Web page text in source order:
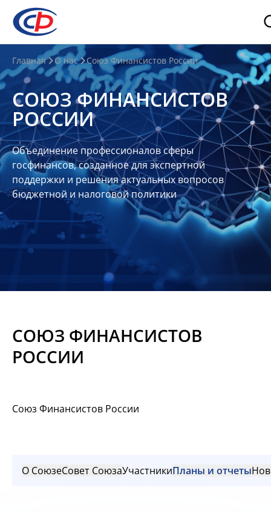
О
нас
О
СФР
Совет
Союза
Участники
Планы
отчеты
Контакты
Материалы
Главная О нас Союз Финансистов России
СОЮЗ ФИНАНСИСТОВ
РОССИИ
Объединение профессионалов сферы
госфинансов, созданное для экспертной
поддержки и решения актуальных вопросов
бюджетной и налоговой политики
СОЮЗ ФИНАНСИСТОВ
РОССИИ
Союз Финансистов России
О СоюзеСовет СоюзаУчастникиПланы и отчеты